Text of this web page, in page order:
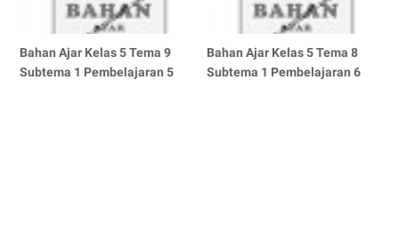
Bahan Ajar Kelas 5 Tema 9
Subtema 1 Pembelajaran 5
Bahan Ajar Kelas 5 Tema 8
Subtema 1 Pembelajaran 6